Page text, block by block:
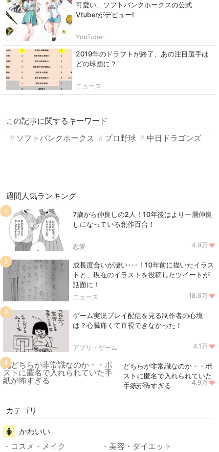
可愛い、ソフトバンクホークスの公式
Vtuberがデビュー!
YouTuber
2019年のドラフトが終了、あの注目選手は
どの球団に？
ニュース
この記事に関するキーワード
ソフトバンクホークス
プロ野球 中日ドラゴンズ
週間人気ランキング
7歳から仲良しの2人！10年後はより一層仲良
しになっている創作百合！
恋愛 4.9万
1
成長度合いが凄い･･･！10年前に描いたイラス
トと、現在のイラストを投稿したツイートが
話題に！
ニュース 18.6万
2
ゲーム実況プレイ配信を見る制作者の心境
は？心臓痛くて直視できなかった！
アプリ・ゲーム 4.1万
3
どちらが非常識なのか・・ポ
ストに匿名で入れられていた
手紙が怖すぎる
ニュース 4.9万
4
カテゴリ
かわいい
コスメ・メイク
美容・ダイエット